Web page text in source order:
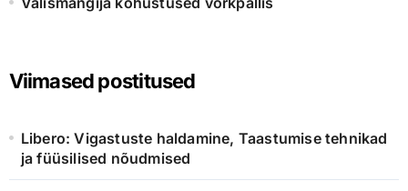
Viimased postitused
Libero: Vigastuste haldamine, Taastumise tehnikad
ja füüsilised nõudmised